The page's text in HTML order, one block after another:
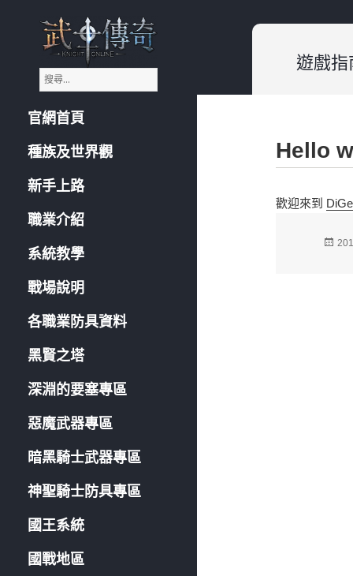
《武士傳奇:Knight
Online》遊戲指南
搜
尋
鍵
:
官網首頁
種族及世界觀
新手上路
職業介紹
系統教學
戰場說明
各職業防具資料
黑賢之塔
深淵的要塞專區
惡魔武器專區
暗黑騎士武器專區
神聖騎士防具專區
國王系統
國戰地區
遊戲指
Hello
歡迎來到
發